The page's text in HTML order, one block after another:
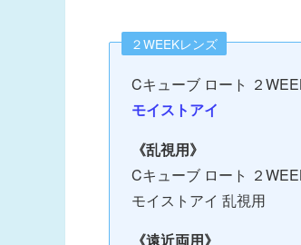
２WEEKレンズ
Cキューブ ロート ２
モイストアイ
《乱視用》
Cキューブ ロート ２
モイストアイ 乱視用
《遠近両用》